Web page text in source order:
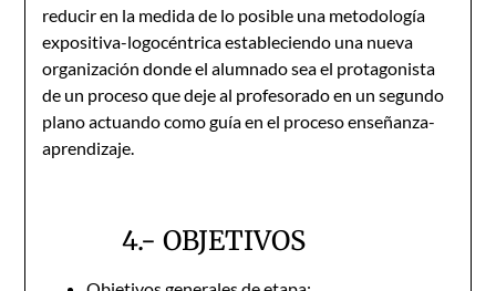
reducir en la medida de lo posible una metodología
expositiva-logocéntrica estableciendo una nueva
organización donde el alumnado sea el protagonista
de un proceso que deje al profesorado en un segundo
plano actuando como guía en el proceso enseñanza-
aprendizaje.
4.- OBJETIVOS